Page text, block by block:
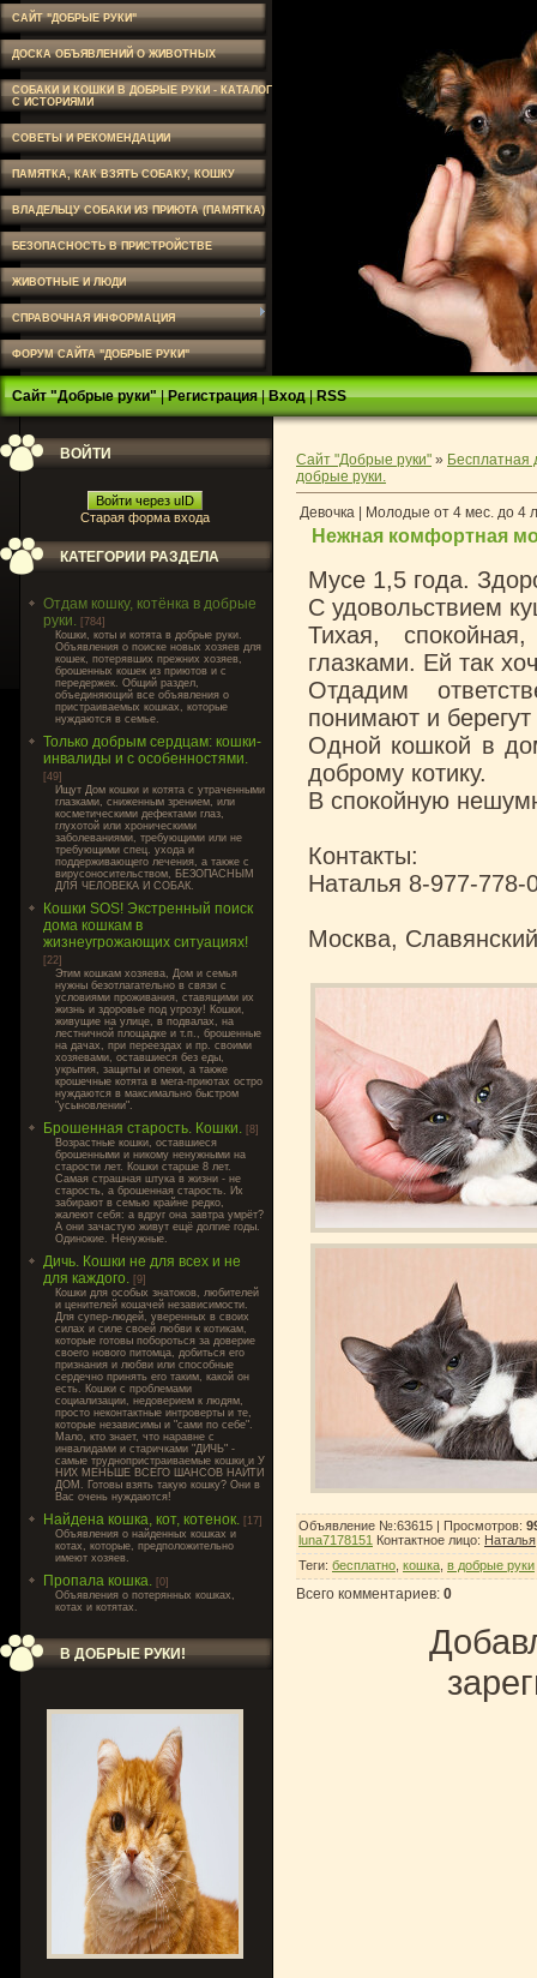
САЙТ "ДОБРЫЕ РУКИ"
ДОСКА ОБЪЯВЛЕНИЙ О ЖИВОТНЫХ
СОБАКИ И КОШКИ В ДОБРЫЕ РУКИ - КАТАЛОГ
С ИСТОРИЯМИ
СОВЕТЫ И РЕКОМЕНДАЦИИ
ПАМЯТКА, КАК ВЗЯТЬ СОБАКУ, КОШКУ
ВЛАДЕЛЬЦУ СОБАКИ ИЗ ПРИЮТА (ПАМЯТКА)
БЕЗОПАСНОСТЬ В ПРИСТРОЙСТВЕ
ЖИВОТНЫЕ И ЛЮДИ
СПРАВОЧНАЯ ИНФОРМАЦИЯ
ФОРУМ САЙТА "ДОБРЫЕ РУКИ"
Сайт "Добрые руки"|Регистрация|Вход|RSS
ВОЙТИ
Войти через uID
Старая форма входа
КАТЕГОРИИ РАЗДЕЛА
Отдам кошку, котёнка в добрые
руки. [784]
Кошки, коты и котята в добрые руки.
Объявления о поиске новых хозяев для
кошек, потерявших прежних хозяев,
брошенных кошек из приютов и с
передержек. Общий раздел,
объединяющий все объявления о
пристраиваемых кошках, которые
нуждаются в семье.
Только добрым сердцам: кошки-
инвалиды и с особенностями.
[49]
Ищут Дом кошки и котята с утраченными
глазками, сниженным зрением, или
косметическими дефектами глаз,
глухотой или хроническими
заболеваниями, требующими или не
требующими спец. ухода и
поддерживающего лечения, а также с
вирусоносительством, БЕЗОПАСНЫМ
ДЛЯ ЧЕЛОВЕКА И СОБАК.
Кошки SOS! Экстренный поиск
дома кошкам в
жизнеугрожающих ситуациях!
[22]
Этим кошкам хозяева, Дом и семья
нужны безотлагательно в связи с
условиями проживания, ставящими их
жизнь и здоровье под угрозу! Кошки,
живущие на улице, в подвалах, на
лестничной площадке и т.п., брошенные
на дачах, при переездах и пр. своими
хозяевами, оставшиеся без еды,
укрытия, защиты и опеки, а также
крошечные котята в мега-приютах остро
нуждаются в максимально быстром
"усыновлении".
Брошенная старость. Кошки. [8]
Возрастные кошки, оставшиеся
брошенными и никому ненужными на
старости лет. Кошки старше 8 лет.
Самая страшная штука в жизни - не
старость, а брошенная старость. Их
забирают в семью крайне редко,
жалеют себя: а вдруг она завтра умрёт?
А они зачастую живут ещё долгие годы.
Одинокие. Ненужные.
Дичь. Кошки не для всех и не
для каждого. [9]
Кошки для особых знатоков, любителей
и ценителей кошачей независимости.
Для супер-людей, уверенных в своих
силах и силе своей любви к котикам,
которые готовы побороться за доверие
своего нового питомца, добиться его
признания и любви или способные
сердечно принять его таким, какой он
есть. Кошки с проблемами
социализации, недоверием к людям,
просто неконтактные интроверты и те,
которые независимы и "сами по себе".
Мало, кто знает, что наравне с
инвалидами и старичками "ДИЧЬ" -
самые труднопристраиваемые кошки и У
НИХ МЕНЬШЕ ВСЕГО ШАНСОВ НАЙТИ
ДОМ. Готовы взять такую кошку? Они в
Вас очень нуждаются!
Найдена кошка, кот, котенок. [17]
Объявления о найденных кошках и
котах, которые, предположительно
имеют хозяев.
Пропала кошка. [0]
Объявления о потерянных кошках,
котах и котятах.
В ДОБРЫЕ РУКИ!
Сайт "Добрые руки" » Бесплатная
добрые руки.
Девочка | Молодые от 4 мес. до 4
Нежная комфортная
Мусе 1,5 года.
С удовольствием
Тихая,
глазками. Ей так
Отдадим
понимают и
Одной кошкой в
доброму котику.
В спокойную
Контакты:
Наталья 8-977-778-
Москва,
Объявление №:63615 | Просмотров:
luna7178151 Контактное лицо: Наталья
Теги: бесплатно кошка в добрые руки
Всего комментариев: 0